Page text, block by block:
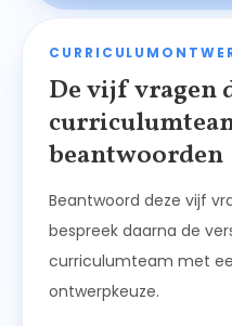
De vijf vragen
beantwoorden
Beantwoord deze vijf
bespreek daarna de
curriculumteam met
ontwerpkeuze.